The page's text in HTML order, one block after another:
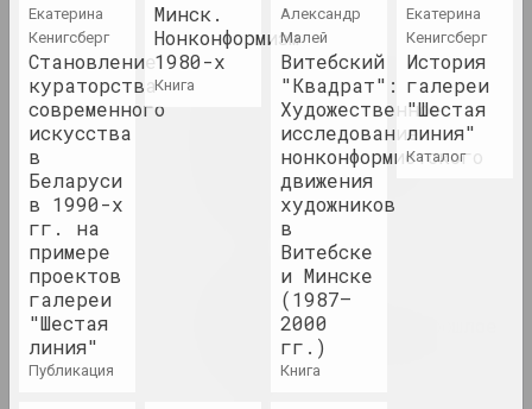
FIELD, Ольга Копёнкина
Нет времени на искусство?
Стратегии отрицания в
беларусском искусстве в
антиправительственного
восстания 2020 года
публикация
Chrysalis Mag
Парижская школа и
современность: как прошлое
становится настоящим?
публикация
Екатерина
Кенигсберг
Становление
кураторства
современного
искусства
в
Беларуси
в 1990-х
гг. на
примере
проектов
галереи
"Шестая
линия"
публикация
Минск.
Нонконформизм
1980-х
книга
Александр
Малей
Витебский
"Квадрат":
Художественное
исследование
нонконформистского
движения
художников
в
Витебске
и Минске
(1987–
2000
гг.)
книга
Екатерина
Кенигсберг
История
галереи
"Шестая
линия"
каталог